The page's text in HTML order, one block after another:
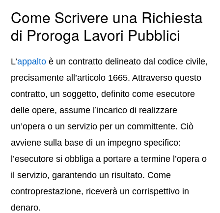
Come Scrivere una Richiesta
di Proroga Lavori Pubblici
L’appalto è un contratto delineato dal codice civile,
precisamente all’articolo 1665. Attraverso questo
contratto, un soggetto, definito come esecutore
delle opere, assume l’incarico di realizzare
un’opera o un servizio per un committente. Ciò
avviene sulla base di un impegno specifico:
l’esecutore si obbliga a portare a termine l’opera o
il servizio, garantendo un risultato. Come
controprestazione, riceverà un corrispettivo in
denaro.